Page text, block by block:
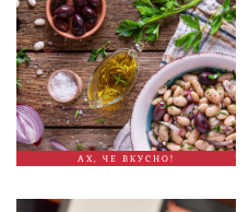
АХ, ЧЕ ВКУСНО!